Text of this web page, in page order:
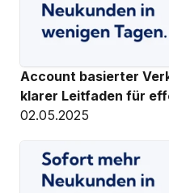
Account basierter
klarer Leitfaden für
02.05.2025